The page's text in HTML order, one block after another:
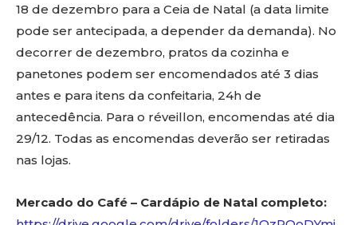
18 de dezembro para a Ceia de Natal (a data limite
pode ser antecipada, a depender da demanda). No
decorrer de dezembro, pratos da cozinha e
panetones podem ser encomendados até 3 dias
antes e para itens da confeitaria, 24h de
antecedência. Para o réveillon, encomendas até dia
29/12. Todas as encomendas deverão ser retiradas
nas lojas.
Mercado do Café – Cardápio de Natal completo: